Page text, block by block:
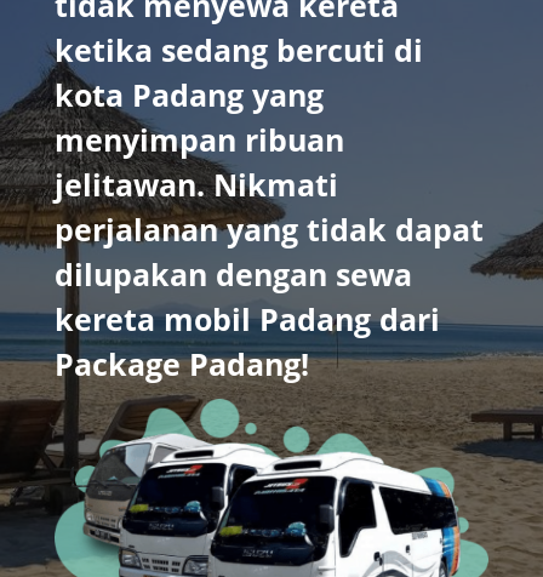
ketika sedang bercuti di
kota Padang yang
menyimpan ribuan
jelitawan. Nikmati
perjalanan yang tidak dapat
dilupakan dengan sewa
kereta mobil Padang dari
Package Padang!